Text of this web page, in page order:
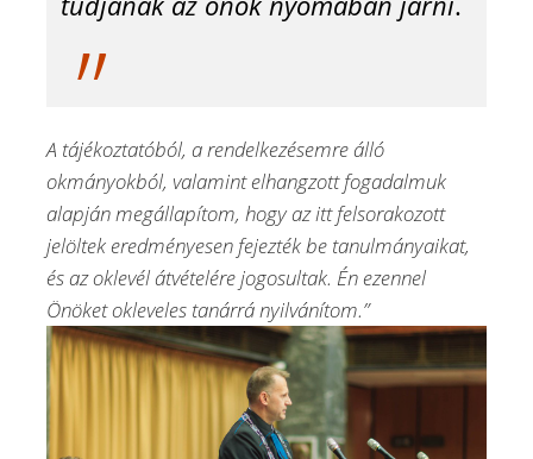
A tájékoztatóból, a rendelkezésemre álló
okmányokból, valamint elhangzott fogadalmuk
alapján megállapítom, hogy az itt felsorakozott
jelöltek eredményesen fejezték be tanulmányaikat,
és az oklevél átvételére jogosultak. Én ezennel
Önöket okleveles tanárrá nyilvánítom.”